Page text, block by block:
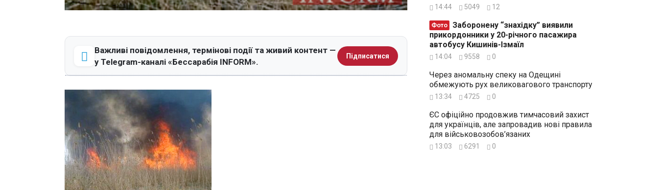
Важливі повідомлення, термінові події та живий контент —
у Telegram-каналі «Бессарабія INFORM».
Підписатися
14:44 5049 12
Фото
прикордонники у 20-річного пасажира
автобусу Кишинів-Ізмаїл
14:04 9558 0
Через аномальну спеку на Одещині
обмежують рух великовагового транспорту
13:34 4725 0
ЄС офіційно продовжив тимчасовий захист
для українців, але запровадив нові правила
для військовозобов’язаних
13:03 6291 0